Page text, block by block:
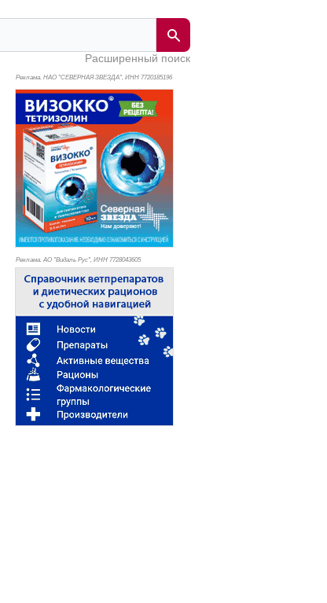
Расширенный поиск
Реклама. НАО "СЕВЕРНАЯ ЗВЕЗДА", ИНН 7720185196
Реклама. АО "Видаль Рус", ИНН 7728043605